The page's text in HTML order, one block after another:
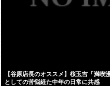
【谷原店長のオススメ】桜玉吉「満
としての苦悩経た中年の日常に共感